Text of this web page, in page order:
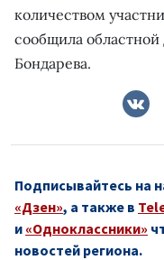
количеством
сообщила
Бондарева.
Подписывайтесь на
«Дзен», а также в
и «Одноклассники»
новостей региона.